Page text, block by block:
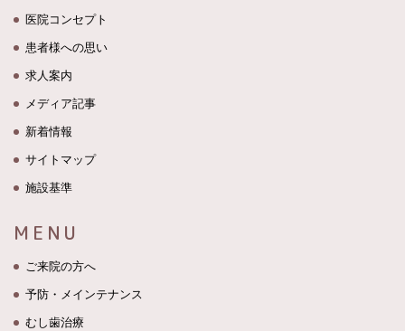
医院コンセプト
患者様への思い
求人案内
メディア記事
新着情報
サイトマップ
施設基準
MENU
ご来院の方へ
予防・メインテナンス
むし歯治療